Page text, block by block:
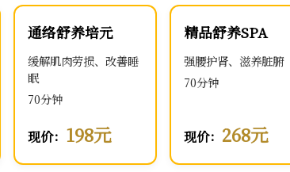
通络舒养培元
缓解肌肉劳损、改善睡
眠
70分钟
现价： 198元
精品舒养SPA
强腰护肾、滋养脏腑
70分钟
现价： 268元